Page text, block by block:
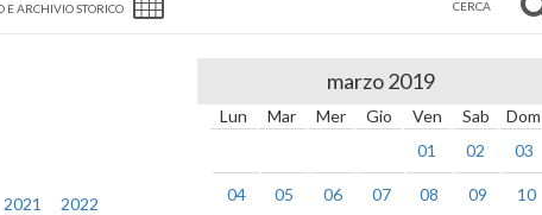
2021 2022
marzo 2019
Lun Mar Mer Gio Ven Sab
Dom
01
02 03
04 05 06 07 08 09 10